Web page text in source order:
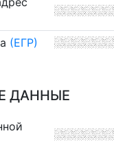
(ЕГР)
ДАННЫЕ